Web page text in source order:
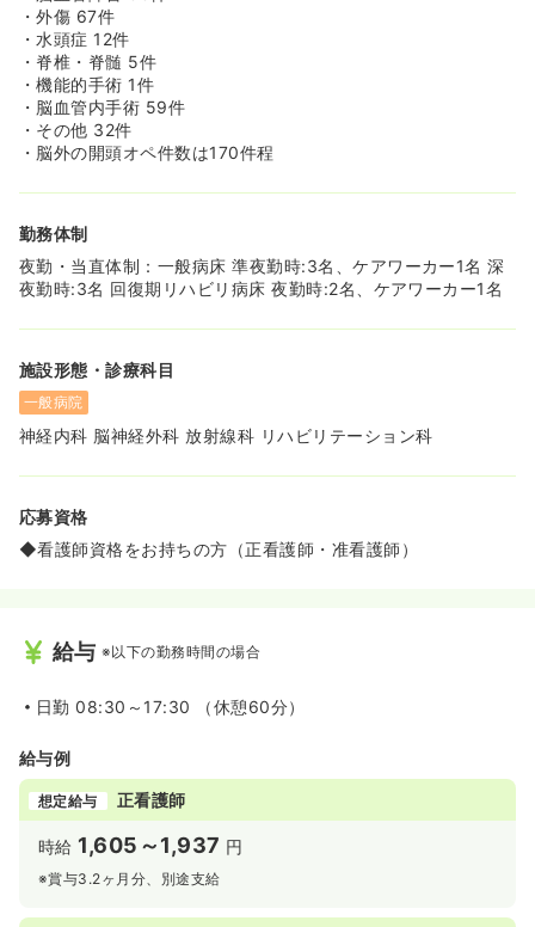
・外傷 67件
・水頭症 12件
・脊椎・脊髄 5件
・機能的手術 1件
・脳血管内手術 59件
・その他 32件
・脳外の開頭オペ件数は170件程
勤務体制
夜勤・当直体制：一般病床 準夜勤時:3名、ケアワーカー1名 深
夜勤時:3名 回復期リハビリ病床 夜勤時:2名、ケアワーカー1名
施設形態・診療科目
一般病院
神経内科 脳神経外科 放射線科 リハビリテーション科
応募資格
◆看護師資格をお持ちの方（正看護師・准看護師）
給与 ※以下の勤務時間の場合
日勤 08:30～17:30 （休憩60分）
給与例
想定給与 正看護師
時給 1,605～1,937 円
※賞与3.2ヶ月分、別途支給